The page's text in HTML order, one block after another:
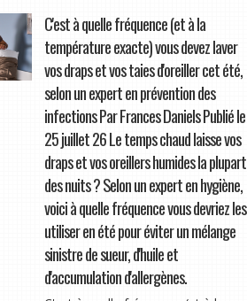
C'est à quelle fréquence (et à la
température exacte) vous devez laver
vos draps et vos taies d'oreiller cet été,
selon un expert en prévention des
infections Par Frances Daniels Publié le
25 juillet 26 Le temps chaud laisse vos
draps et vos oreillers humides la plupart
des nuits ? Selon un expert en hygiène,
voici à quelle fréquence vous devriez les
utiliser en été pour éviter un mélange
sinistre de sueur, d'huile et
d'accumulation d'allergènes.